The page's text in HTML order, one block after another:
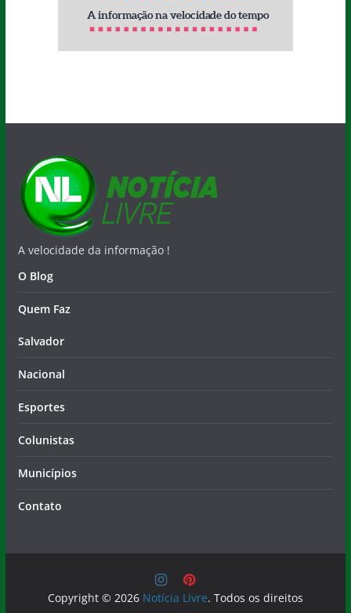
A velocidade da informação !
O Blog
Quem Faz
Salvador
Nacional
Esportes
Colunistas
Municípios
Contato
Copyright © 2026 Notícia Livre. Todos os direitos